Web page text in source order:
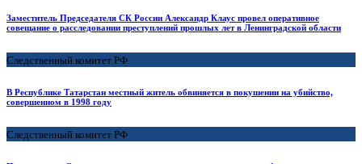
Заместитель Председателя СК России Александр Клаус провел оперативное
совещание о расследовании преступлений прошлых лет в Ленинградской области
Следственный комитет РФ
В Республике Татарстан местный житель обвиняется в покушении на убийство,
совершенном в 1998 году
Следственный комитет РФ